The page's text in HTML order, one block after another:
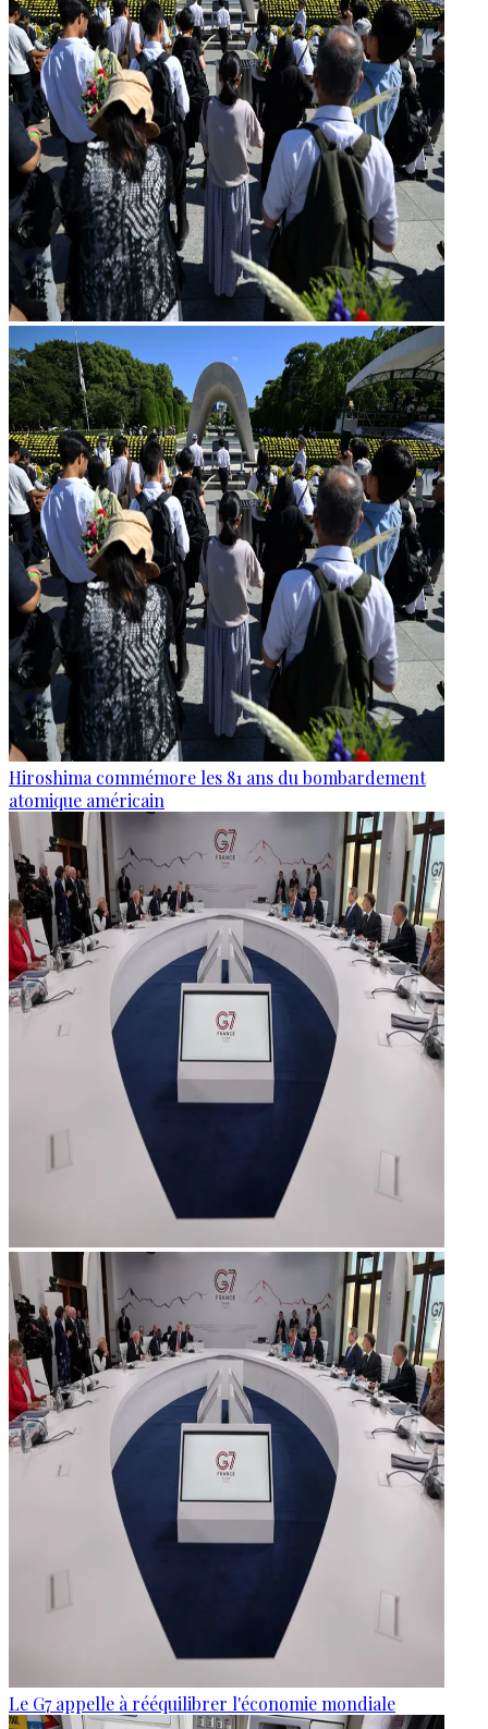
Hiroshima commémore les 81 ans du bombardement
atomique américain
Le G7 appelle à rééquilibrer l'économie mondiale